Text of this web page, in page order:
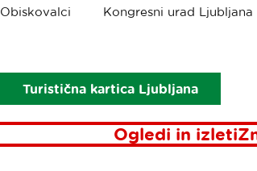
Obiskovalci Kongresni urad Ljubljana
Turistična kartica Ljubljana
Ogledi in izleti
Drobtinice
GEORGIE